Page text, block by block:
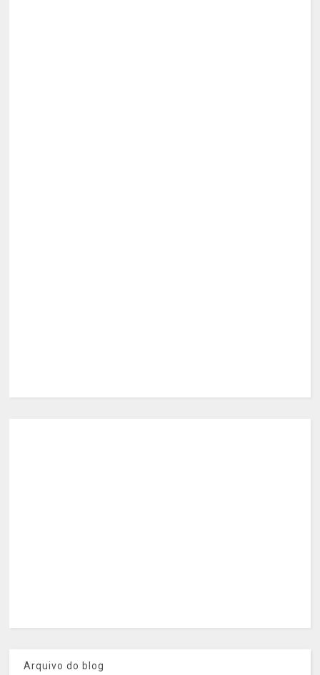
Arquivo do blog